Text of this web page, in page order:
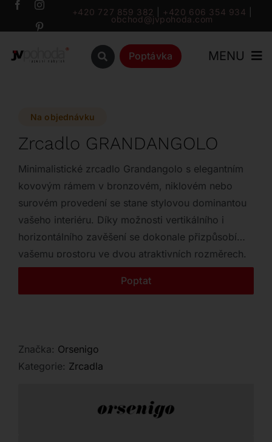
Přeskočit
+420 727 859 382 +420 606 354 934
obchod@jvpohoda.com
Poptávka MENU
Katalog
Značky
Outlet
Kontakt
Na objednávku
Zrcadlo GRANDANGOLO
Minimalistické zrcadlo Grandangolo s elegantním
kovovým rámem v bronzovém, niklovém nebo
surovém provedení se stane stylovou dominantou
vašeho interiéru. Díky možnosti vertikálního i
horizontálního zavěšení se dokonale přizpůsobí
vašemu prostoru ve dvou atraktivních rozměrech.
Poptat
Značka: Orsenigo
Kategorie: Zrcadla